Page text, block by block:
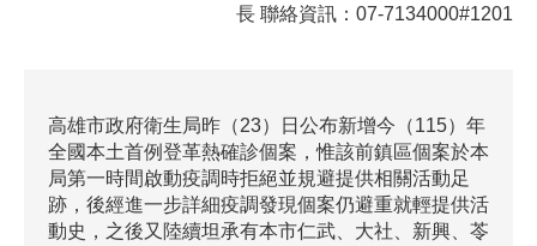
長 聯絡資訊：07-7134000#1201
高雄市政府衛生局昨（23）日公布新增今（115）年
全國本土首例登革熱確診個案，惟該前鎮區個案於本
局第一時間啟動疫調時拒絕並規避提供相關活動足
跡，後經進一步詳細疫調發現個案仍避重就輕提供活
動史，之後又陸續坦承有本市仁武、大社、新興、苓